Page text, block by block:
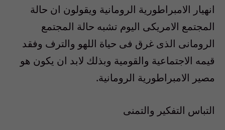
انهيار الامبراطورية الرومانية ويقولون ان حالة
المجتمع الامريكى اليوم تشبه حالة المجتمع
الرومانى الذى غرق فى حياة اللهو والترف وفقد
قيمه الاجتماعية والقومية وبذلك لابد ان يكون هو
مصير الامبراطورية الرومانية.
التباس التفكير والتمنى